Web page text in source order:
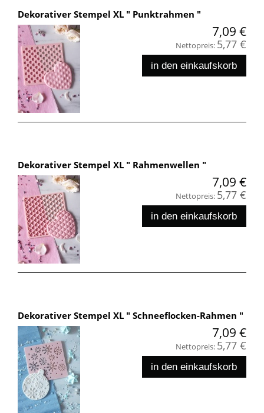
Dekorativer Stempel XL " Punktrahmen "
7,09 €
Nettopreis: 5,77 €
in den einkaufskorb
Dekorativer Stempel XL " Rahmenwellen "
7,09 €
Nettopreis: 5,77 €
in den einkaufskorb
Dekorativer Stempel XL " Schneeflocken-Rahmen "
7,09 €
Nettopreis: 5,77 €
in den einkaufskorb